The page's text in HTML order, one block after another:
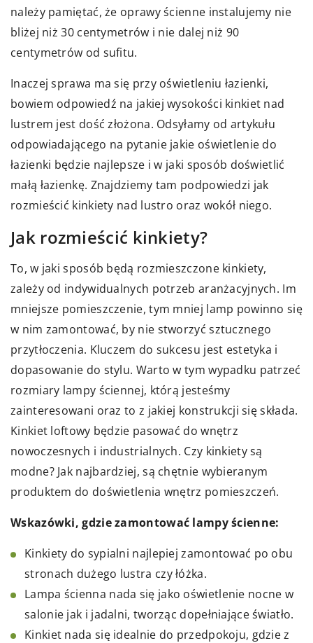
należy pamiętać, że oprawy ścienne instalujemy nie
bliżej niż 30 centymetrów i nie dalej niż 90
centymetrów od sufitu.
Inaczej sprawa ma się przy oświetleniu łazienki,
bowiem odpowiedź na jakiej wysokości kinkiet nad
lustrem jest dość złożona. Odsyłamy od artykułu
odpowiadającego na pytanie jakie oświetlenie do
łazienki będzie najlepsze i w jaki sposób doświetlić
małą łazienkę. Znajdziemy tam podpowiedzi jak
rozmieścić kinkiety nad lustro oraz wokół niego.
Jak rozmieścić kinkiety?
To, w jaki sposób będą rozmieszczone kinkiety,
zależy od indywidualnych potrzeb aranżacyjnych. Im
mniejsze pomieszczenie, tym mniej lamp powinno się
w nim zamontować, by nie stworzyć sztucznego
przytłoczenia. Kluczem do sukcesu jest estetyka i
dopasowanie do stylu. Warto w tym wypadku patrzeć
rozmiary lampy ściennej, którą jesteśmy
zainteresowani oraz to z jakiej konstrukcji się składa.
Kinkiet loftowy będzie pasować do wnętrz
nowoczesnych i industrialnych. Czy kinkiety są
modne? Jak najbardziej, są chętnie wybieranym
produktem do doświetlenia wnętrz pomieszczeń.
Wskazówki, gdzie zamontować lampy ścienne:
Kinkiety do sypialni najlepiej zamontować po obu
stronach dużego lustra czy łóżka.
Lampa ścienna nada się jako oświetlenie nocne w
salonie jak i jadalni, tworząc dopełniające światło.
Kinkiet nada się idealnie do przedpokoju, gdzie z